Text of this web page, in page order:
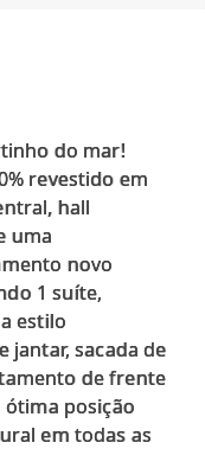
do mar!
revestido em
hall
uma
novo
1 suíte,
estilo
jantar, sacada de
de frente
ótima posição
em todas as